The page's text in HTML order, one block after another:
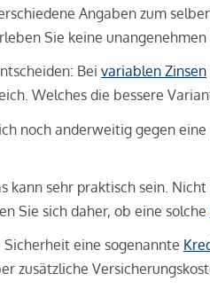
Angaben zum
Sie keine
Bei variablen Zinsen
Welches die bessere
noch anderweitig gegen
kann sehr praktisch sein.
Sie sich daher, ob eine solche
eine sogenannte
zusätzliche